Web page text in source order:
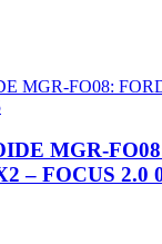
MGR-
– FOCUS 2.0